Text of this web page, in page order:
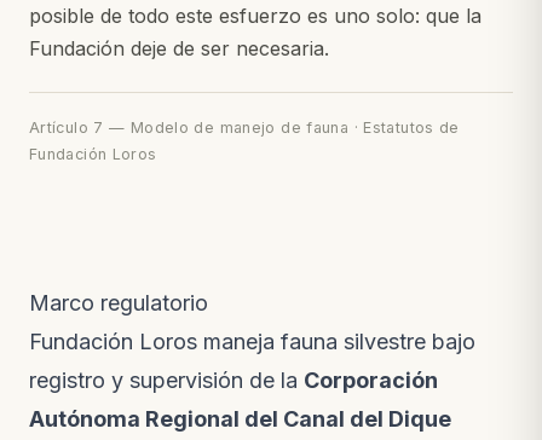
posible de todo este esfuerzo es uno solo: que la
Fundación deje de ser necesaria.
Artículo 7 — Modelo de manejo de fauna · Estatutos de
Fundación Loros
Marco regulatorio
Fundación Loros maneja fauna silvestre bajo
registro y supervisión de la Corporación
Autónoma Regional del Canal del Dique